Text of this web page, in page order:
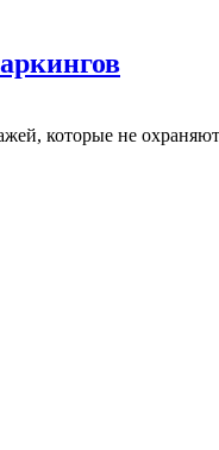
которые не